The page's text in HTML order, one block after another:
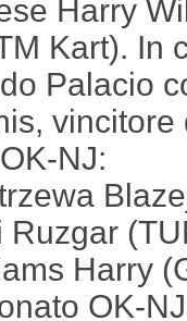
Harry
Kart). In
Palacio
NJ:
Ruzgar
Harry
OK-